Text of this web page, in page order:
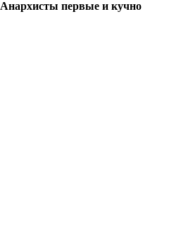
Анархисты первые и кучно